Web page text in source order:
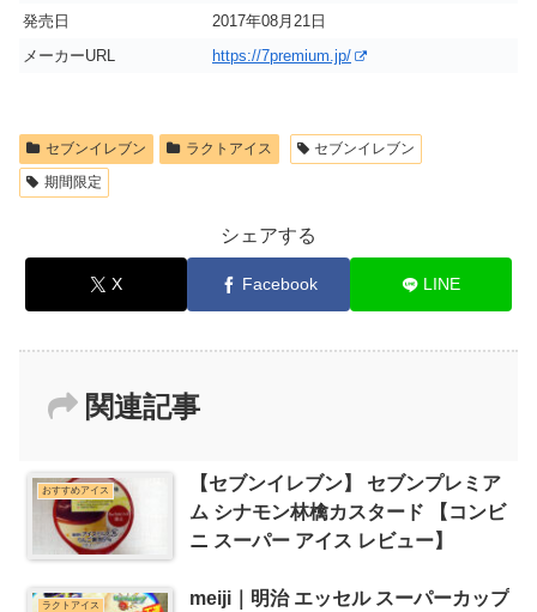
発売日
2017年08月21日
メーカーURL
https://7premium.jp/
セブンイレブン ラクトアイス
セブンイレブン
期間限定
シェアする
X Facebook LINE
関連記事
おすすめアイス
【セブンイレブン】 セブンプレミア
ム シナモン林檎カスタード 【コンビ
ニ スーパー アイス レビュー】
ラクトアイス
meiji｜明治 エッセル スーパーカップ